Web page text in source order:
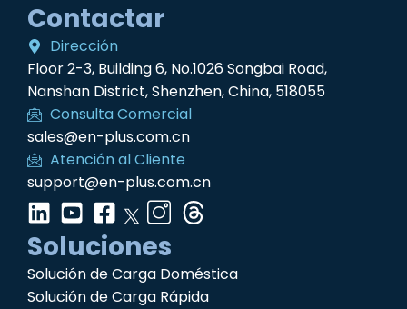
Contactar
Dirección
Floor 2-3, Building 6, No.1026 Songbai Road,
Nanshan District, Shenzhen, China, 518055
Consulta Comercial
sales@en-plus.com.cn
Atención al Cliente
support@en-plus.com.cn
Soluciones
Solución de Carga Doméstica
Solución de Carga Rápida